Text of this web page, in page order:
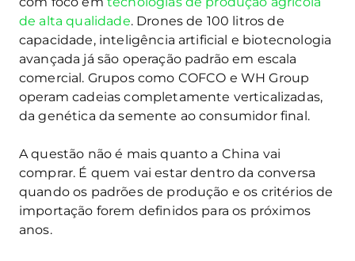
de alta qualidade. Drones de 100 litros de
capacidade, inteligência artificial e biotecnologia
avançada já são operação padrão em escala
comercial. Grupos como COFCO e WH Group
operam cadeias completamente verticalizadas,
da genética da semente ao consumidor final.
A questão não é mais quanto a China vai
comprar. É quem vai estar dentro da conversa
quando os padrões de produção e os critérios de
importação forem definidos para os próximos
anos.